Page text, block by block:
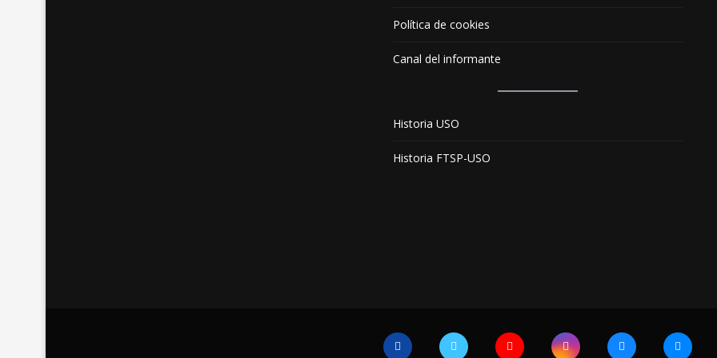
Política de cookies
Canal del informante
Historia USO
Historia FTSP-USO